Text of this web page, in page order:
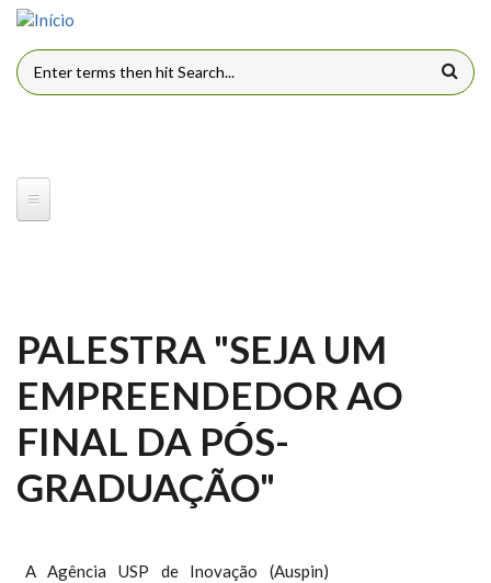
Pular para o conteúdo principal
FORMULÁRIO DE BUSCA
PALESTRA "SEJA UM
EMPREENDEDOR AO
FINAL DA PÓS-
GRADUAÇÃO"
A Agência USP de Inovação (Auspin)